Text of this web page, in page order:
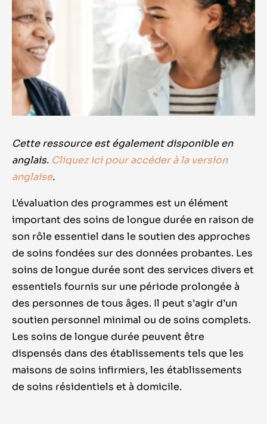
Cette ressource est également disponible en
anglais. Cliquez ici pour accéder à la version
anglaise.
L’évaluation des programmes est un élément
important des soins de longue durée en raison de
son rôle essentiel dans le soutien des approches
de soins fondées sur des données probantes. Les
soins de longue durée sont des services divers et
essentiels fournis sur une période prolongée à
des personnes de tous âges. Il peut s’agir d’un
soutien personnel minimal ou de soins complets.
Les soins de longue durée peuvent être
dispensés dans des établissements tels que les
maisons de soins infirmiers, les établissements
de soins résidentiels et à domicile.